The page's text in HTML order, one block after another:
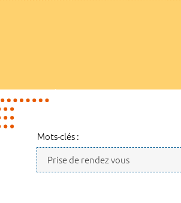
Mots-clés :